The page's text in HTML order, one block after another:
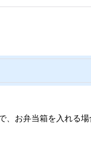
お弁当箱を入れる